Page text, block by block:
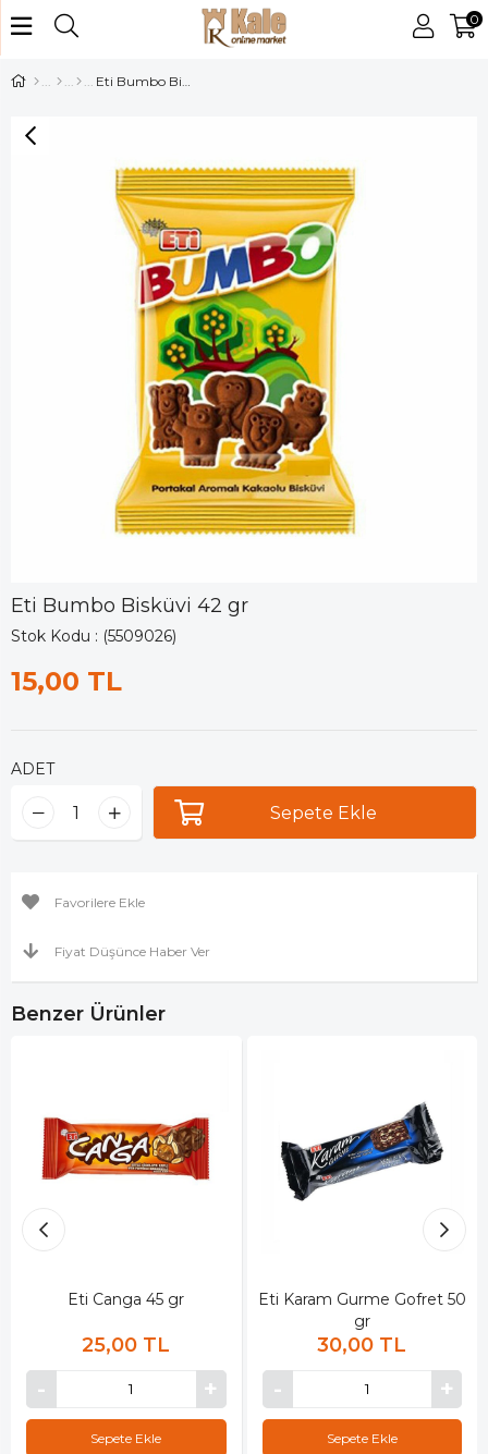
0
Eti Bumbo Bisküvi 42 gr
Eti Bumbo Bisküvi 42 gr
Stok Kodu (5509026)
15,00 TL
ADET
Favorilere Ekle
Fiyat Düşünce Haber Ver
Benzer Ürünler
Eti Canga 45 gr
25,00 TL
Sepete Ekle
Eti Karam Gurme Gofret 50
gr
30,00 TL
Sepete Ekle